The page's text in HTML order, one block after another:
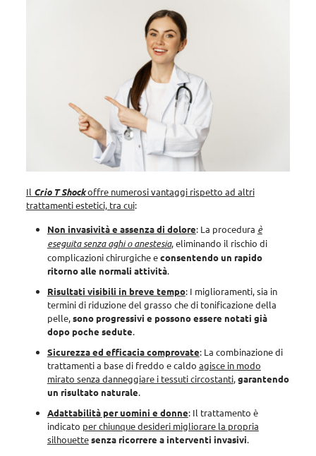
Il Crio T Shockoffre numerosi vantaggi rispetto ad altri
trattamenti estetici, tra cui:
Non invasività e assenza di dolore: La procedura è
eseguita senza aghi o anestesia, eliminando il rischio di
complicazioni chirurgiche econsentendo un rapido
ritorno alle normali attività.
Risultati visibili in breve tempo: I miglioramenti, sia in
termini di riduzione del grasso che di tonificazione della
pelle,sono progressivi e possono essere notati già
dopo poche sedute.
Sicurezza ed efficacia comprovate: La combinazione di
trattamenti a base di freddo e caldo agisce in modo
mirato senza danneggiare i tessuti circostanti,garantendo
un risultato naturale.
Adattabilità per uomini e donne: Il trattamento è
indicato per chiunque desideri migliorare la propria
silhouettesenza ricorrere a interventi invasivi.